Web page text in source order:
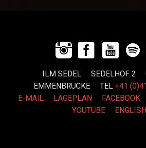
ILM SEDEL SEDELHOF 2
EMMENBRÜCKE TEL+41
E-MAIL
LAGEPLAN FACEBOOK
YOUTUBE
ENGLISH